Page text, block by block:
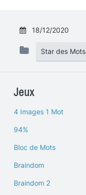
18/12/2020
Star des Mots
Jeux
4 Images 1 Mot
94%
Bloc de Mots
Braindom
Braindom 2